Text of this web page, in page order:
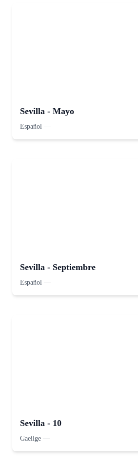
Sevilla - Mayo
Español —
Sevilla - Septiembre
Español —
Sevilla - 10
Gaeilge —